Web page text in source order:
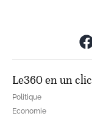
Le360 en un clic
Politique
Economie